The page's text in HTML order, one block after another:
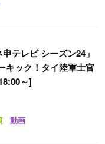
テレビ シーズン24」
キック！タイ陸軍士官
～]
動画